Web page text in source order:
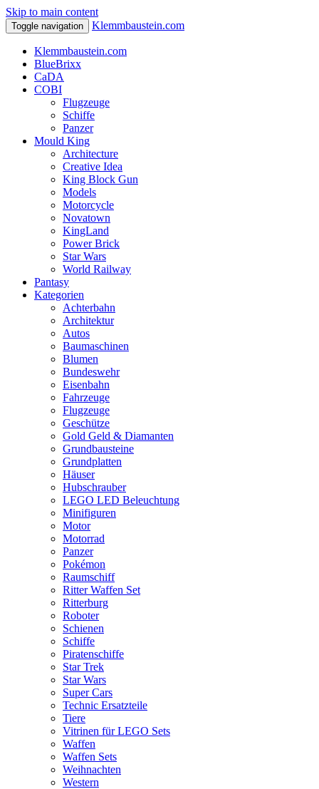
Skip to main content
Toggle navigation Klemmbaustein.com
Klemmbaustein.com
BlueBrixx
CaDA
COBI
Flugzeuge
Schiffe
Panzer
Mould King
Architecture
Creative Idea
King Block Gun
Models
Motorcycle
Novatown
KingLand
Power Brick
Star Wars
World Railway
Pantasy
Kategorien
Achterbahn
Architektur
Autos
Baumaschinen
Blumen
Bundeswehr
Eisenbahn
Fahrzeuge
Flugzeuge
Geschütze
Gold Geld & Diamanten
Grundbausteine
Grundplatten
Häuser
Hubschrauber
LEGO LED Beleuchtung
Minifiguren
Motor
Motorrad
Panzer
Pokémon
Raumschiff
Ritter Waffen Set
Ritterburg
Roboter
Schienen
Schiffe
Piratenschiffe
Star Trek
Star Wars
Super Cars
Technic Ersatzteile
Tiere
Vitrinen für LEGO Sets
Waffen
Waffen Sets
Weihnachten
Western